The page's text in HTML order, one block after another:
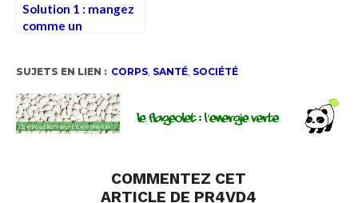
Solution 1 : mangez
comme un
d’URSS)
SUJETS EN LIEN : CORPS, SANTÉ, SOCIÉTÉ
COMMENTEZ CET
ARTICLE DE PR4VD4